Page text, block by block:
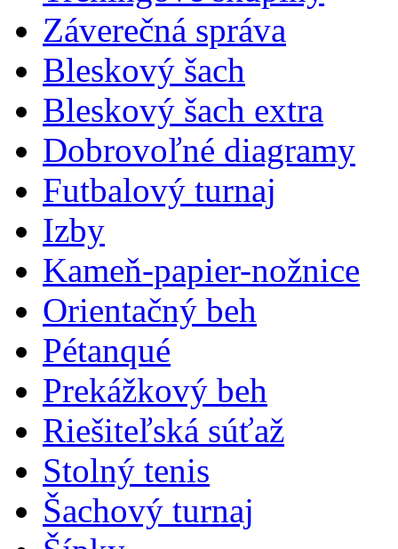
Záverečná správa
Bleskový šach
Bleskový šach extra
Dobrovoľné diagramy
Futbalový turnaj
Izby
Kameň-papier-nožnice
Orientačný beh
Pétanqué
Prekážkový beh
Riešiteľská súťaž
Stolný tenis
Šachový turnaj